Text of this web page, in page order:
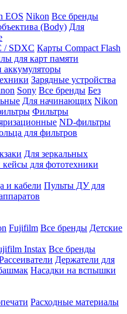
EOS Nikon Все бренды
(Body) Для
/ SDXC Карты Compact Flash
для карт памяти
аккумуляторы
Зарядные устройства
Sony Все бренды Без
Для начинающих Nikon
Фильтры
ND-фильтры
для фильтров
Для зеркальных
для фототехники
и кабели Пульты ДУ для
Fujifilm Все бренды Детские
Instax Все бренды
Держатели для
Насадки на вспышки
Расходные материалы